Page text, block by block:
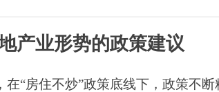
产业形势的政策建议
“房住不炒”政策底线下，政策不